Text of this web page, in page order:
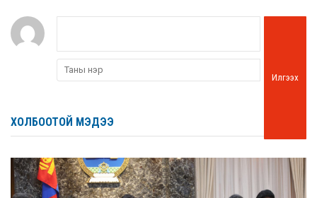
Илгээх
ХОЛБООТОЙ МЭДЭЭ